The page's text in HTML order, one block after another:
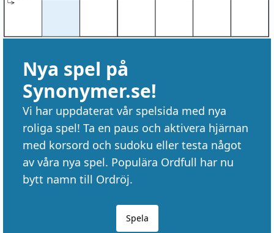
Nya spel på
Synonymer.se!
Vi har uppdaterat vår spelsida med nya
roliga spel! Ta en paus och aktivera hjärnan
med korsord och sudoku eller testa något
av våra nya spel. Populära Ordfull har nu
bytt namn till Ordröj.
Spela